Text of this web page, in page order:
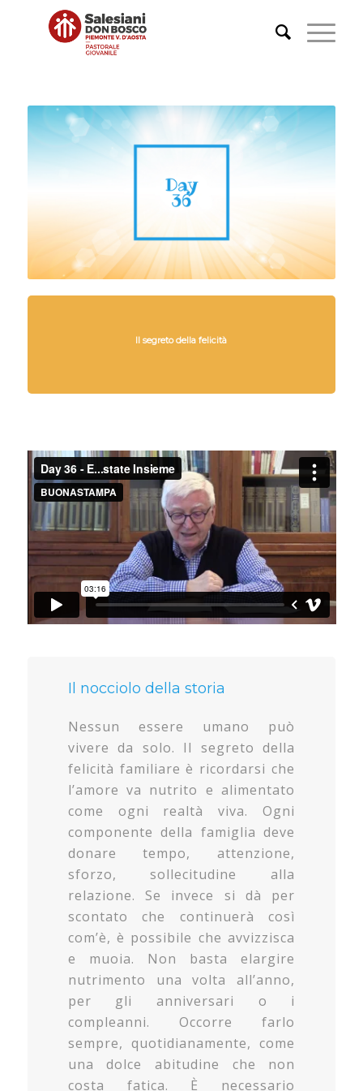
Il segreto della felicità
Il nocciolo della storia
Nessun essere umano può
vivere da solo. Il segreto della
felicità familiare è ricordarsi che
l’amore va nutrito e alimentato
come ogni realtà viva. Ogni
componente della famiglia deve
donare tempo, attenzione,
sforzo, sollecitudine alla
relazione. Se invece si dà per
scontato che continuerà così
com’è, è possibile che avvizzisca
e muoia. Non basta elargire
nutrimento una volta all’anno,
per gli anniversari o i
compleanni. Occorre farlo
sempre, quotidianamente, come
una dolce abitudine che non
costa fatica. È necessario